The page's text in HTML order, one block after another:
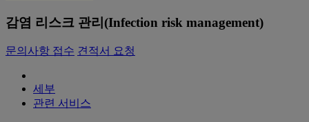
감염 리스크 관리(Infection risk management)
문의사항 접수 견적서 요청
세부
관련 서비스